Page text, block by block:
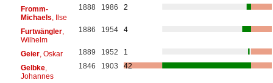
Fromm-
Michaels , Ilse
1888 1986 2
Furtwängler,
Wilhelm
1886 1954 4
Geier, Oskar 1889 1952
1
Gelbke,
Johannes
1846 1903 42